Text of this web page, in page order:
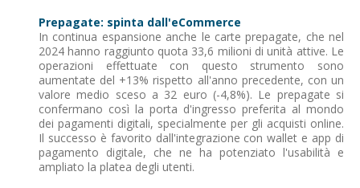
Prepagate: spinta dall'eCommerce
In continua espansione anche le carte prepagate, che nel
2024 hanno raggiunto quota 33,6 milioni di unità attive. Le
operazioni effettuate con questo strumento sono
aumentate del +13% rispetto all'anno precedente, con un
valore medio sceso a 32 euro (-4,8%). Le prepagate si
confermano così la porta d'ingresso preferita al mondo
dei pagamenti digitali, specialmente per gli acquisti online.
Il successo è favorito dall'integrazione con wallet e app di
pagamento digitale, che ne ha potenziato l'usabilità e
ampliato la platea degli utenti.